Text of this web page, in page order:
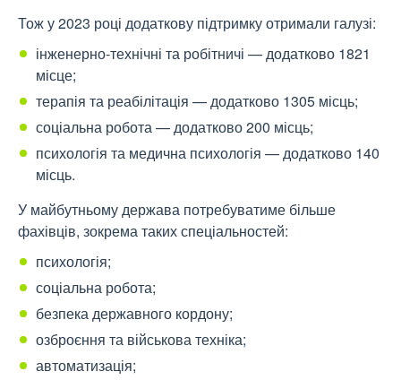
Тож у 2023 році додаткову підтримку отримали галузі:
інженерно-технічні та робітничі — додатково 1821
місце;
терапія та реабілітація — додатково 1305 місць;
соціальна робота — додатково 200 місць;
психологія та медична психологія — додатково 140
місць.
У майбутньому держава потребуватиме більше
фахівців, зокрема таких спеціальностей:
психологія;
соціальна робота;
безпека державного кордону;
озброєння та військова техніка;
автоматизація;